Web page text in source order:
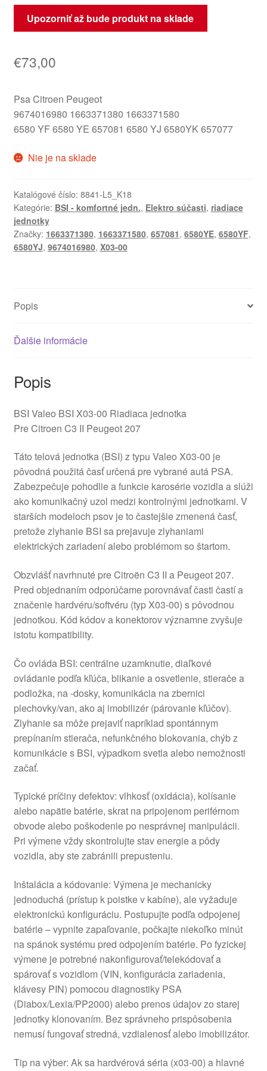
Upozorniť až bude produkt na sklade
€73,00
Psa Citroen Peugeot
9674016980 1663371380 1663371580
6580 YF 6580 YE 657081 6580 YJ 6580YK 657077
Nie je na sklade
Katalógové číslo: 8841-L5_K18
Kategórie: BSI - komfortné jedn., Elektro súčasti, riadiace
jednotky
Značky: 1663371380, 1663371580, 657081, 6580YE, 6580YF,
6580YJ, 9674016980, X03-00
Popis
Ďalšie informácie
Popis
BSI Valeo BSI X03-00 Riadiaca jednotka
Pre Citroen C3 II Peugeot 207
Táto telová jednotka (BSI) z typu Valeo X03-00 je
pôvodná použitá časť určená pre vybrané autá PSA.
Zabezpečuje pohodlie a funkcie karosérie vozidla a slúži
ako komunikačný uzol medzi kontrolnými jednotkami. V
starších modeloch psov je to častejšie zmenená časť,
pretože zlyhanie BSI sa prejavuje zlyhaniami
elektrických zariadení alebo problémom so štartom.
Obzvlášť navrhnuté pre Citroën C3 II a Peugeot 207.
Pred objednaním odporúčame porovnávať časti častí a
značenie hardvéru/softvéru (typ X03-00) s pôvodnou
jednotkou. Kód kódov a konektorov významne zvyšuje
istotu kompatibility.
Čo ovláda BSI: centrálne uzamknutie, diaľkové
ovládanie podľa kľúča, blikanie a osvetlenie, stierače a
podložka, na -dosky, komunikácia na zbernici
plechovky/van, ako aj imobilizér (párovanie kľúčov).
Zlyhanie sa môže prejaviť napríklad spontánnym
prepínaním stierača, nefunkčného blokovania, chýb z
komunikácie s BSI, výpadkom svetla alebo nemožnosti
začať.
Typické príčiny defektov: vlhkosť (oxidácia), kolísanie
alebo napätie batérie, skrat na pripojenom periférnom
obvode alebo poškodenie po nesprávnej manipulácii.
Pri výmene vždy skontrolujte stav energie a pôdy
vozidla, aby ste zabránili prepusteniu.
Inštalácia a kódovanie: Výmena je mechanicky
jednoduchá (prístup k poistke v kabíne), ale vyžaduje
elektronickú konfiguráciu. Postupujte podľa odpojenej
batérie – vypnite zapaľovanie, počkajte niekoľko minút
na spánok systému pred odpojením batérie. Po fyzickej
výmene je potrebné nakonfigurovať/telekódovať a
spárovať s vozidlom (VIN, konfigurácia zariadenia,
klávesy PIN) pomocou diagnostiky PSA
(Diabox/Lexia/PP2000) alebo prenos údajov zo starej
jednotky klonovaním. Bez správneho prispôsobenia
nemusí fungovať stredná, vzdialenosť alebo imobilizátor.
Tip na výber: Ak sa hardvérová séria (x03-00) a hlavné